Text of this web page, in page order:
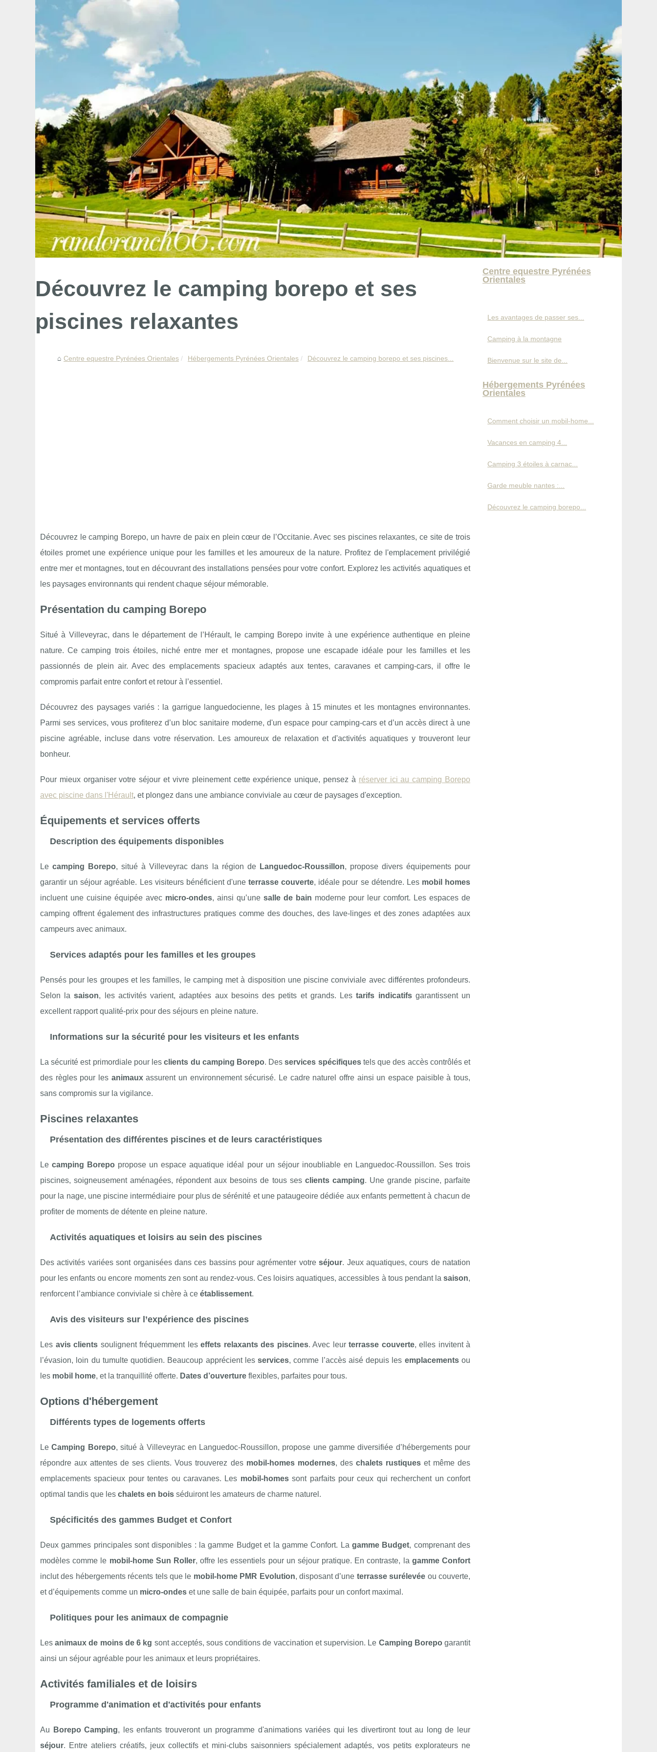
Découvrez le camping borepo et ses
piscines relaxantes
Centre equestre Pyrénées Orientales Hébergements Pyrénées Orientales Découvrez le camping borepo et ses piscines...
Découvrez le camping Borepo, un havre de paix en plein cœur de l’Occitanie. Avec ses piscines relaxantes, ce site de trois
étoiles promet une expérience unique pour les familles et les amoureux de la nature. Profitez de l'emplacement privilégié
entre mer et montagnes, tout en découvrant des installations pensées pour votre confort. Explorez les activités aquatiques et
les paysages environnants qui rendent chaque séjour mémorable.
Présentation du camping Borepo
Situé à Villeveyrac, dans le département de l’Hérault, le camping Borepo invite à une expérience authentique en pleine
nature. Ce camping trois étoiles, niché entre mer et montagnes, propose une escapade idéale pour
les familles et les
passionnés de plein air. Avec des emplacements spacieux adaptés aux tentes, caravanes et camping-cars, il offre le
compromis parfait entre confort et retour à l’essentiel.
Découvrez des paysages variés : la garrigue languedocienne, les plages à 15 minutes et les montagnes environnantes.
Parmi ses services, vous profiterez d’un bloc sanitaire moderne, d'un espace pour camping-cars et d’un accès direct à une
piscine agréable, incluse dans votre réservation. Les amoureux de relaxation et d'activités aquatiques y trouveront leur
bonheur.
Pour mieux organiser votre séjour et vivre pleinement cette expérience unique, pensez à réserver ici au camping Borepo
avec piscine dans l'Hérault, et plongez dans une ambiance conviviale au cœur de paysages d'exception.
Équipements et services offerts
Description des équipements disponibles
Lecamping Borepo, situé à Villeveyrac dans la région de Languedoc-Roussillon, propose divers équipements pour
garantir un séjour agréable. Les visiteurs bénéficient d'une terrasse couverte, idéale pour se détendre. Les mobil homes
incluent une cuisine équipée avec micro-ondes, ainsi qu’une salle de bain moderne pour leur comfort. Les espaces de
camping offrent également des infrastructures pratiques comme des douches, des lave-linges et des zones adaptées aux
campeurs avec animaux.
Services adaptés pour les familles et les groupes
Pensés pour les groupes et les familles, le camping met à disposition une piscine conviviale avec différentes profondeurs.
Selon lasaison, les activités varient, adaptées aux besoins des petits et grands. Lestarifs indicatifsgarantissent un
excellent rapport qualité-prix pour des séjours en pleine nature.
Informations sur la sécurité pour les visiteurs et les enfants
La sécurité est primordiale pour lesclients du camping Borepo. Desservices spécifiquestels que des accès contrôlés et
des règles pour les animauxassurent un environnement sécurisé. Le cadre naturel offre ainsi un espace paisible à tous,
sans compromis sur la vigilance.
Piscines relaxantes
Présentation des différentes piscines et de leurs caractéristiques
Lecamping Borepo propose un espace aquatique idéal pour un séjour inoubliable en Languedoc-Roussillon. Ses trois
piscines, soigneusement aménagées, répondent aux besoins de tous ses clients camping. Une grande piscine, parfaite
pour la nage, une piscine intermédiaire pour plus de sérénité et une pataugeoire dédiée aux enfants permettent à chacun de
profiter de moments de détente en pleine nature.
Activités aquatiques et loisirs au sein des piscines
Des activités variées sont organisées dans ces bassins pour agrémenter votreséjour. Jeux aquatiques, cours de natation
pour les enfants ou encore moments zen sont au rendez-vous. Ces loisirs aquatiques, accessibles à tous pendant la saison,
renforcent l’ambiance conviviale si chère à ce établissement.
Avis des visiteurs sur l’expérience des piscines
Les avis clients soulignent fréquemment les effets relaxants des piscines. Avec leur terrasse couverte, elles invitent à
l’évasion, loin du tumulte quotidien. Beaucoup apprécient lesservices, comme l’accès aisé depuis les emplacementsou
les mobil home, et la tranquillité offerte. Dates d’ouverture flexibles, parfaites pour tous.
Options d'hébergement
Différents types de logements offerts
LeCamping Borepo, situé à Villeveyrac en Languedoc-Roussillon, propose une gamme diversifiée d’hébergements pour
répondre aux attentes de ses clients. Vous trouverez des mobil-homes modernes, des chalets rustiqueset même des
emplacements spacieux pour tentes ou caravanes. Les mobil-homessont parfaits pour ceux qui recherchent un confort
optimal tandis que les chalets en bois séduiront les amateurs de charme naturel.
Spécificités des gammes Budget et Confort
Deux gammes principales sont disponibles : la gamme Budget et la gamme Confort. La gamme Budget, comprenant des
modèles comme le mobil-home Sun Roller, offre les essentiels pour un séjour pratique. En contraste, la gamme Confort
inclut des hébergements récents tels que le mobil-home PMR Evolution, disposant d’une terrasse surélevée ou couverte,
et d’équipements comme un micro-ondes et une salle de bain équipée, parfaits pour un confort maximal.
Politiques pour les animaux de compagnie
Lesanimaux de moins de 6 kg sont acceptés, sous conditions de vaccination et supervision. Le Camping Borepogarantit
ainsi un séjour agréable pour les animaux et leurs propriétaires.
Activités familiales et de loisirs
Programme d'animation et d'activités pour enfants
Au Borepo Camping, les enfants trouveront un programme d'animations variées qui les divertiront tout au long de leur
séjour. Entre ateliers créatifs, jeux collectifs et mini-clubs saisonniers spécialement adaptés, vos petits explorateurs ne
Centre equestre Pyrénées
Orientales
Les avantages de passer ses...
Camping à la montagne
Bienvenue sur le site de...
Hébergements Pyrénées
Orientales
Comment choisir un mobil-home...
Vacances en camping 4...
Camping 3 étoiles à carnac...
Garde meuble nantes :...
Découvrez le camping borepo...